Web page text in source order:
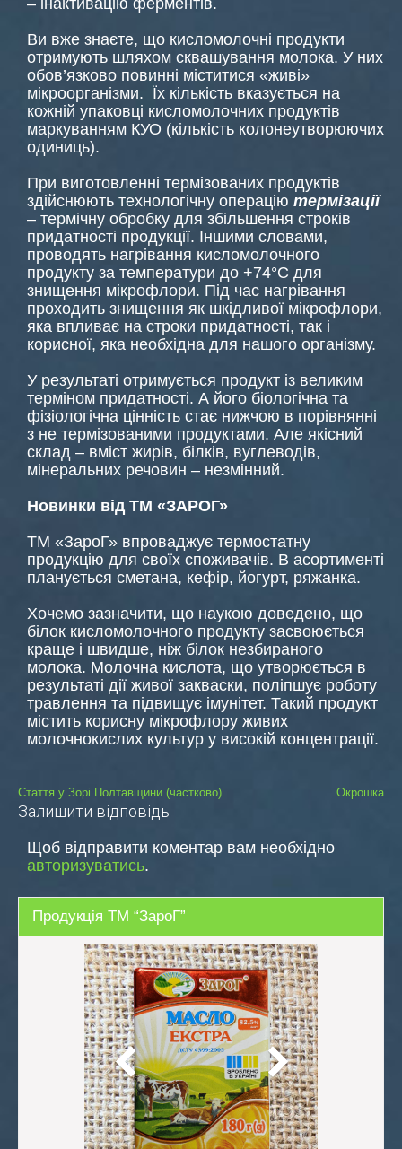
– інактивацію ферментів.
Ви вже знаєте, що кисломолочні продукти
отримують шляхом сквашування молока. У них
обов’язково повинні міститися «живі»
мікроорганізми. Їх кількість вказується на
кожній упаковці кисломолочних продуктів
маркуванням КУО (кількість колонеутворюючих
одиниць).
При виготовленні термізованих продуктів
здійснюють технологічну операцію термізації
– термічну обробку для збільшення строків
придатності продукції. Іншими словами,
проводять нагрівання кисломолочного
продукту за температури до +74°C для
знищення мікрофлори. Під час нагрівання
проходить знищення як шкідливої мікрофлори,
яка впливає на строки придатності, так і
корисної, яка необхідна для нашого організму.
У результаті отримується продукт із великим
терміном придатності. А його біологічна та
фізіологічна цінність стає нижчою в порівнянні
з не термізованими продуктами. Але якісний
склад – вміст жирів, білків, вуглеводів,
мінеральних речовин – незмінний.
Новинки від ТМ «ЗАРОГ»
ТМ «ЗароГ» впроваджує термостатну
продукцію для своїх споживачів. В асортименті
планується сметана, кефір, йогурт, ряжанка.
Хочемо зазначити, що наукою доведено, що
білок кисломолочного продукту засвоюється
краще і швидше, ніж білок незбираного
молока. Молочна кислота, що утворюється в
результаті дії живої закваски, поліпшує роботу
травлення та підвищує імунітет. Такий продукт
містить корисну мікрофлору живих
молочнокислих культур у високій концентрації.
Навігація
записів
Стаття у Зорі Полтавщини (частково) Окрошка
Залишити відповідь
Щоб відправити коментар вам необхідно
авторизуватись.
Продукція ТМ “ЗароГ”